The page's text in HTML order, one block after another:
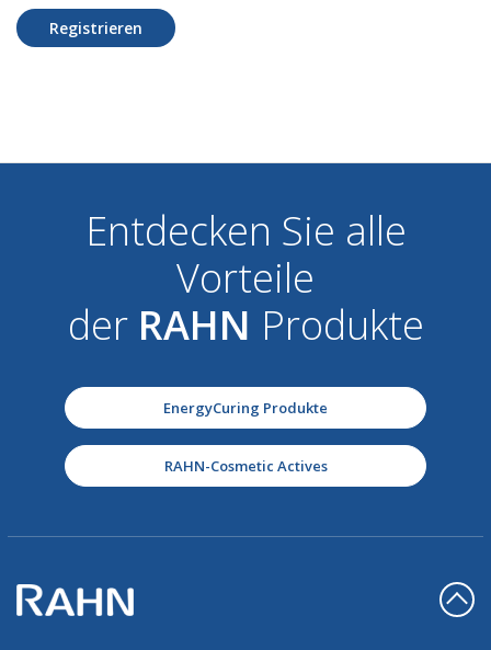
Registrieren
Entdecken Sie alle
Vorteile
der RAHN Produkte
EnergyCuring Produkte
RAHN-Cosmetic Actives